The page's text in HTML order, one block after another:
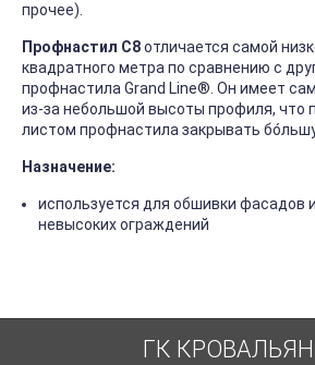
прочее).
Профнастил C8отличается самой
квадратного метра по сравнению с
профнастила Grand Line®. Он имеет
из-за небольшой высоты профиля, что
листом профнастила закрывать
Назначение:
используется для обшивки фасадов
невысоких ограждений
ГК